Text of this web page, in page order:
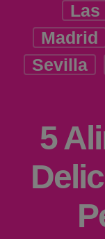
Las
Madrid
Sevilla
5